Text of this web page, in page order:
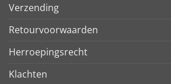
Verzending
Retourvoorwaarden
Herroepingsrecht
Klachten